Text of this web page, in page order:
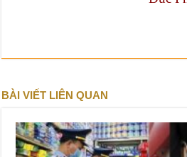
BÀI VIẾT LIÊN QUAN